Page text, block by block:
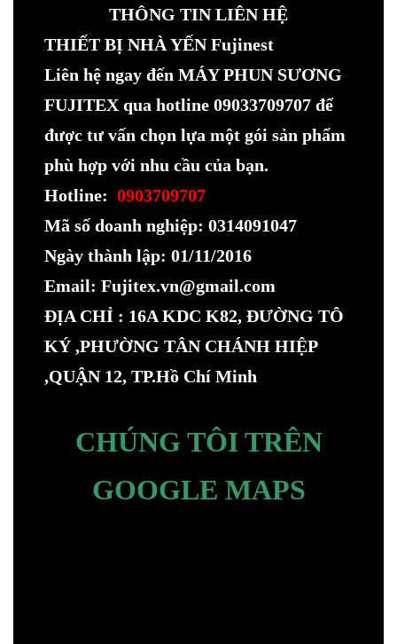
THÔNG TIN LIÊN HỆ
THIẾT BỊ NHÀ YẾN Fujinest
Liên hệ ngay đến MÁY PHUN SƯƠNG
FUJITEX qua hotline 09033709707 để
được tư vấn chọn lựa một gói sản phẩm
phù hợp với nhu cầu của bạn.
Hotline: 0903709707
Mã số doanh nghiệp: 0314091047
Ngày thành lập: 01/11/2016
Email: Fujitex.vn@gmail.com
ĐỊA CHỈ : 16A KDC K82, ĐƯỜNG TÔ
KÝ ,PHƯỜNG TÂN CHÁNH HIỆP
,QUẬN 12, TP.Hồ Chí Minh
CHÚNG TÔI TRÊN
GOOGLE MAPS